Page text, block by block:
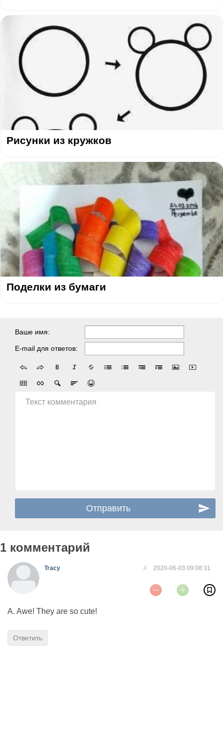
Рисунки из кружков
Поделки из бумаги
Ваше имя:
E-mail для ответов:
Текст комментария
1 комментарий
Tracy 2020-06-03 09:08:31
#
A. Awe! They are so cute!
Ответить